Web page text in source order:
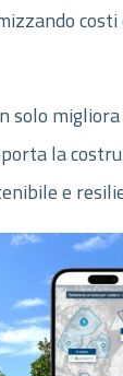
solo
la
e